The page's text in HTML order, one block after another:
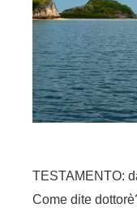
TESTAMENTO:
Come dite